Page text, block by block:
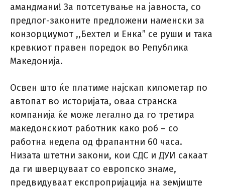
амандмани! За потсетување на јавноста, со
предлог-законите предложени наменски за
конзорциумот ,,Бехтел и Енка” се руши и така
кревкиот правен поредок во Република
Македонија.
Освен што ќе платиме најскап километар по
автопат во историјата, оваа странска
компанија ќе може легално да го третира
македонскиот работник како роб – со
работна недела од фрапантни 60 часа.
Низата штетни закони, кои СДС и ДУИ сакаат
да ги шверцуваат со европско знаме,
предвидуваат експропријација на земјиште